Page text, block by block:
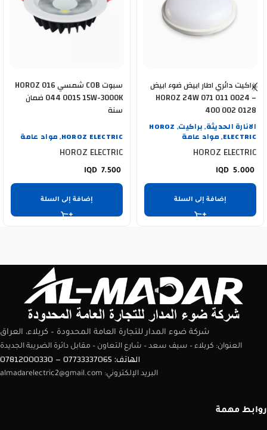
براكيت دائري اطار ابيض ضوء ابيض
HOROZ 24W 071 011 0024 –
400 002 0128
الانارة الحديثة, براكيت,
HOROZ
ELECTRIC
, مواد عامة
HOROZ ELECTRIC
5.000
إضافة إلى السلة
سبوت COB شمسي HOROZ 016
044 0015 15W-3000K ضمان
سنة
HOROZ ELECTRIC
, مواد عامة
HOROZ ELECTRIC
7.500
إضافة إلى السلة
شركة ضوء المدار للتجارة العامة المحدودة – كربلاء، العراق
العنوان: كربلاء – سيف سعد – شارع التعاون – مقابل دائرة الضريبة الجديدة
الهاتف: 07733337065 – 07812000330
البريد الإلكتروني: almadarelectric2@gmail.com
روابط مهمة